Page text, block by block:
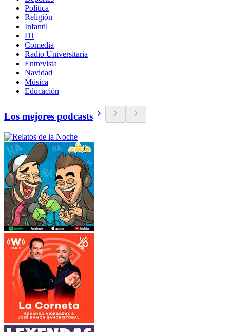
Política
Religión
Infantil
DJ
Comedia
Radio Universitaria
Entrevista
Navidad
Música
Educación
Los mejores podcasts